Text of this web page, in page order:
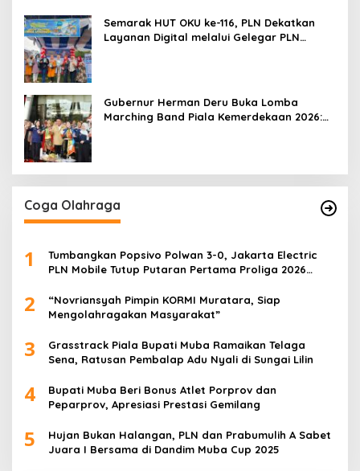
Semarak HUT OKU ke-116, PLN Dekatkan
Layanan Digital melalui Gelegar PLN
Gubernur Herman Deru Buka Lomba
Marching Band Piala Kemerdekaan 2026:
Coga Olahraga
1
Tumbangkan Popsivo Polwan 3-0, Jakarta Electric
PLN Mobile Tutup Putaran Pertama Proliga 2026
2
“Novriansyah Pimpin KORMI Muratara, Siap
Mengolahragakan Masyarakat”
3
Grasstrack Piala Bupati Muba Ramaikan Telaga
Sena, Ratusan Pembalap Adu Nyali di Sungai Lilin
4
Bupati Muba Beri Bonus Atlet Porprov dan
Peparprov, Apresiasi Prestasi Gemilang
5
Hujan Bukan Halangan, PLN dan Prabumulih A Sabet
Juara I Bersama di Dandim Muba Cup 2025